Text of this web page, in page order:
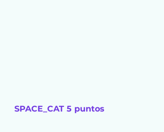
SPACE_CAT 5 puntos